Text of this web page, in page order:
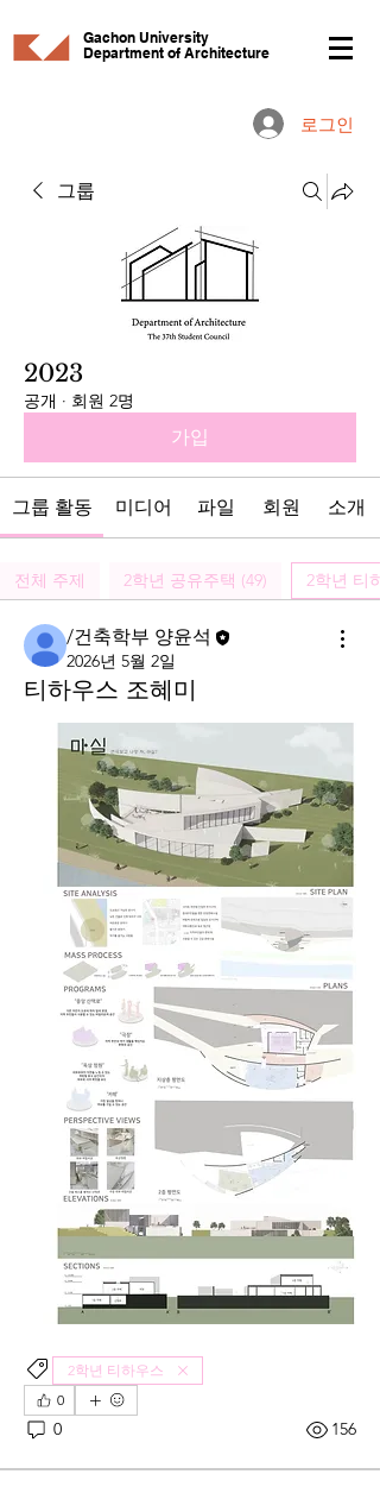
Gachon University
Department of Architecture
로그인
그룹
2023
공개 · 회원 2명
가입
그룹 활동 미디어 파일 회원 소개
전체 주제 2학년 공유주택 (49) 2학년 티
/건축학부 양윤석
2026년 5월 2일
티하우스 조혜미
2학년 티하우스
0
0 156